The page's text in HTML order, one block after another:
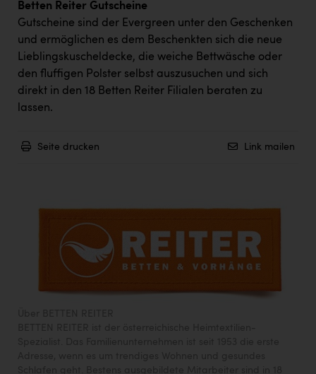
Betten Reiter Gutscheine
Gutscheine sind der Evergreen unter den Geschenken
und ermöglichen es dem Beschenkten sich die neue
Lieblingskuscheldecke, die weiche Bettwäsche oder
den fluffigen Polster selbst auszusuchen und sich
direkt in den 18 Betten Reiter Filialen beraten zu
lassen.
Seite drucken Link mailen